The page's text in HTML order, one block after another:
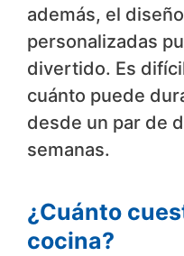
además, el
personalizadas
divertido. Es
cuánto puede
desde un par de
semanas.
¿Cuánto
cocina?